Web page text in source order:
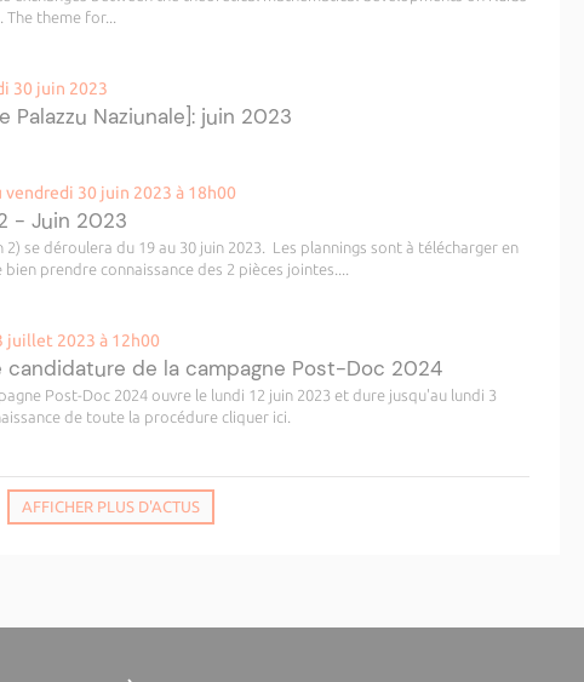
theme for...
30 juin 2023
Palazzu Naziunale]: juin 2023
30 juin 2023 à 18h00
- Juin 2023
2) se déroulera du 19 au 30 juin 2023. Les plannings sont à télécharger en
prendre connaissance des 2 pièces jointes....
juillet 2023 à 12h00
candidature de la campagne Post-Doc 2024
Post-Doc 2024 ouvre le lundi 12 juin 2023 et dure jusqu'au lundi 3
de toute la procédure cliquer ici.
AFFICHER PLUS D'ACTUS